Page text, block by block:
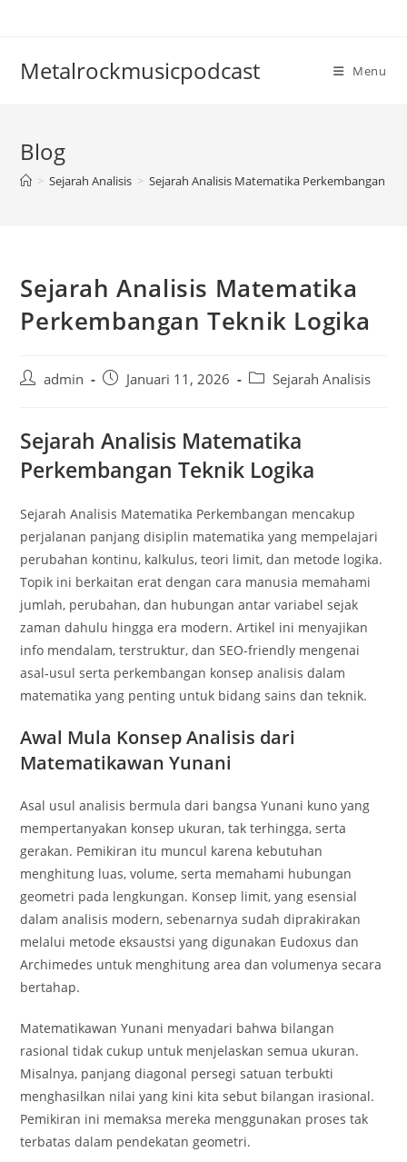
Metalrockmusicpodcast Menu
Blog
> Sejarah Analisis > Sejarah Analisis Matematika Perkembangan
Sejarah Analisis Matematika
Perkembangan Teknik Logika
Postadmin
PostJanuari 11, 2026
PostSejarah Analisis
Sejarah Analisis Matematika
Perkembangan Teknik Logika
Sejarah Analisis Matematika Perkembangan mencakup
perjalanan panjang disiplin matematika yang mempelajari
perubahan kontinu, kalkulus, teori limit, dan metode logika.
Topik ini berkaitan erat dengan cara manusia memahami
jumlah, perubahan, dan hubungan antar variabel sejak
zaman dahulu hingga era modern. Artikel ini menyajikan
info mendalam, terstruktur, dan SEO-friendly mengenai
asal‑usul serta perkembangan konsep analisis dalam
matematika yang penting untuk bidang sains dan teknik.
Awal Mula Konsep Analisis dari
Matematikawan Yunani
Asal usul analisis bermula dari bangsa Yunani kuno yang
mempertanyakan konsep ukuran, tak terhingga, serta
gerakan. Pemikiran itu muncul karena kebutuhan
menghitung luas, volume, serta memahami hubungan
geometri pada lengkungan. Konsep limit, yang esensial
dalam analisis modern, sebenarnya sudah diprakirakan
melalui metode eksaustsi yang digunakan Eudoxus dan
Archimedes untuk menghitung area dan volumenya secara
bertahap.
Matematikawan Yunani menyadari bahwa bilangan
rasional tidak cukup untuk menjelaskan semua ukuran.
Misalnya, panjang diagonal persegi satuan terbukti
menghasilkan nilai yang kini kita sebut bilangan irasional.
Pemikiran ini memaksa mereka menggunakan proses tak
terbatas dalam pendekatan geometri.